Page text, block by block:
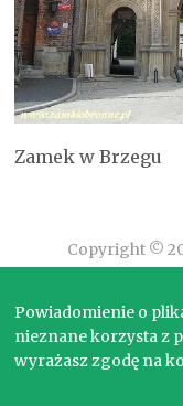
Zamek w Brzegu
Copyright ©
Powiadomienie o
nieznane korzysta z
wyrażasz zgodę na